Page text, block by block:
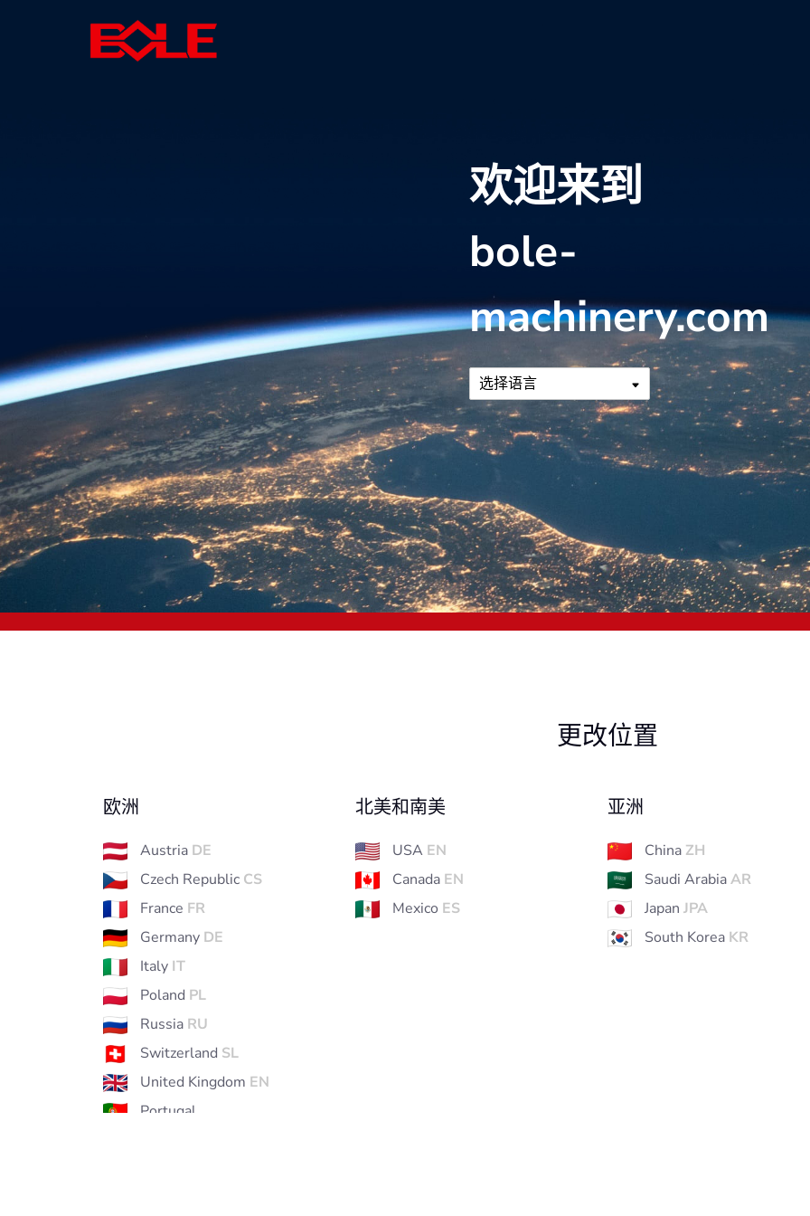
欢迎来到
bole-
machinery.com
选择语言
更改位置
欧洲
Austria DE
Czech Republic CS
France FR
Germany DE
Italy IT
Poland PL
Russia RU
Switzerland SL
United Kingdom EN
Portugal
北美和南美
USA EN
Canada EN
Mexico ES
亚洲
China ZH
Saudi ArabiaAR
Japan JPA
South Korea KR